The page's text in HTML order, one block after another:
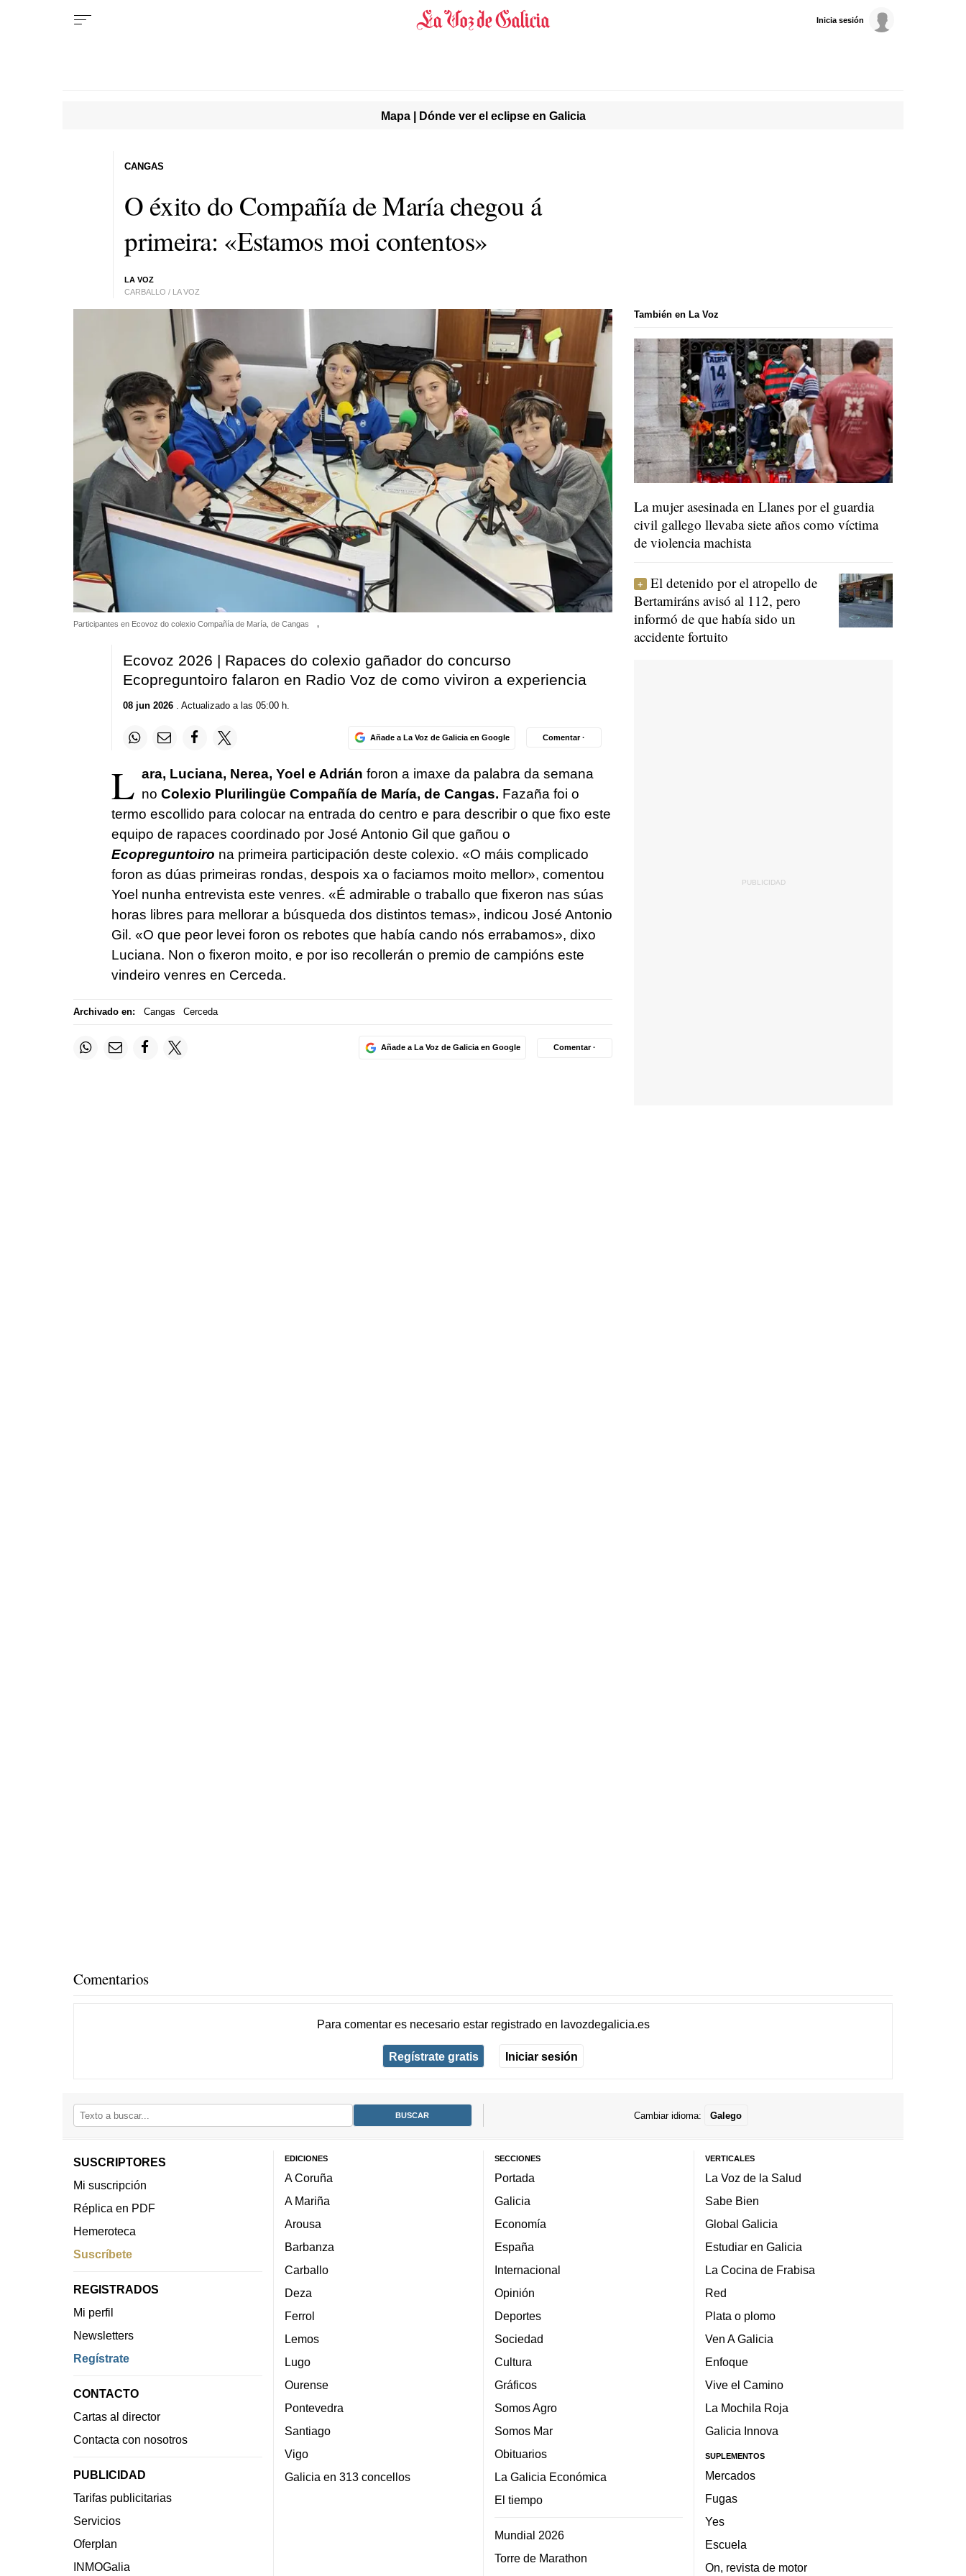
Inicia sesión
Mapa | Dónde ver el eclipse en Galicia
O éxito do Compañía de María chegou á
primeira: «Estamos moi contentos»
LA VOZ
CARBALLO / LA VOZ
CANGAS
Participantes en Ecovoz do colexio Compañía de María, de Cangas ,
Ecovoz 2026 | Rapaces do colexio gañador do concurso
Ecopreguntoiro falaron en Radio Voz de como viviron a experiencia
08 jun 2026. Actualizado a las 05:00 h.
Añade a La Voz de Galicia en Google Comentar ·
L ara, Luciana, Nerea, Yoel e Adrián foron a imaxe da palabra da semana
no Colexio Plurilingüe Compañía de María, de Cangas. Fazaña foi o
termo escollido para colocar na entrada do centro e para describir o que fixo este
equipo de rapaces coordinado por José Antonio Gil que gañou o
Ecopreguntoiro na primeira participación deste colexio. «O máis complicado
foron as dúas primeiras rondas, despois xa o faciamos moito mellor», comentou
Yoel nunha entrevista este venres. «É admirable o traballo que fixeron nas súas
horas libres para mellorar a búsqueda dos distintos temas», indicou José Antonio
Gil. «O que peor levei foron os rebotes que había cando nós errabamos», dixo
Luciana. Non o fixeron moito, e por iso recollerán o premio de campións este
vindeiro venres en Cerceda.
Archivado en: Cangas Cerceda
Añade a La Voz de Galicia en Google Comentar ·
También en La Voz
La mujer asesinada en Llanes por el guardia
civil gallego llevaba siete años como víctima
de violencia machista
El detenido por el atropello de
Bertamiráns avisó al 112, pero
informó de que había sido un
accidente fortuito
Comentarios
Para comentar es necesario estar registradoen lavozdegalicia.es
Regístrate gratis Iniciar sesión
Cambiar idioma: Galego
SUSCRIPTORES
Mi suscripción
Réplica en PDF
Hemeroteca
Suscríbete
REGISTRADOS
Mi perfil
Newsletters
Regístrate
CONTACTO
Cartas al director
Contacta con nosotros
PUBLICIDAD
Tarifas publicitarias
Servicios
Oferplan
INMOGalia
EDICIONES
A Coruña
A Mariña
Arousa
Barbanza
Carballo
Deza
Ferrol
Lemos
Lugo
Ourense
Pontevedra
Santiago
Vigo
Galicia en 313 concellos
SECCIONES
Portada
Galicia
Economía
España
Internacional
Opinión
Deportes
Sociedad
Cultura
Gráficos
Somos Agro
Somos Mar
Obituarios
La Galicia Económica
El tiempo
Mundial 2026
Torre de Marathon
VERTICALES
La Voz de la Salud
Sabe Bien
Global Galicia
Estudiar en Galicia
La Cocina de Frabisa
Red
Plata o plomo
Ven A Galicia
Enfoque
Vive el Camino
La Mochila Roja
Galicia Innova
SUPLEMENTOS
Mercados
Fugas
Yes
Escuela
On, revista de motor